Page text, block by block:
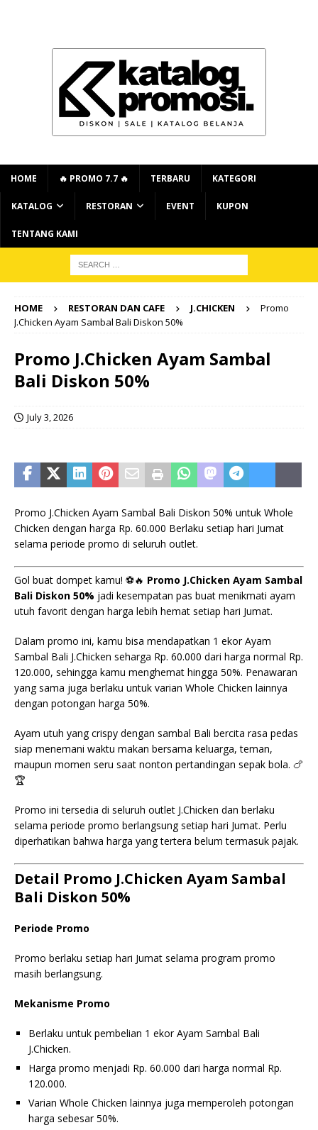
HOME 🔥 PROMO 7.7 🔥 TERBARU KATEGORI
KATALOG RESTORAN EVENT KUPON
TENTANG KAMI
HOME RESTORAN DAN CAFE J.CHICKEN
Promo
J.Chicken Ayam Sambal Bali Diskon 50%
Promo J.Chicken Ayam Sambal
Bali Diskon 50%
July 3, 2026
Promo J.Chicken Ayam Sambal Bali Diskon 50% untuk Whole
Chicken dengan harga Rp. 60.000 Berlaku setiap hari Jumat
selama periode promo di seluruh outlet.
Gol buat dompet kamu! ⚽️🔥 Promo J.Chicken Ayam Sambal
Bali Diskon 50% jadi kesempatan pas buat menikmati ayam
utuh favorit dengan harga lebih hemat setiap hari Jumat.
Dalam promo ini, kamu bisa mendapatkan 1 ekor Ayam
Sambal Bali J.Chicken seharga Rp. 60.000 dari harga normal Rp.
120.000, sehingga kamu menghemat hingga 50%. Penawaran
yang sama juga berlaku untuk varian Whole Chicken lainnya
dengan potongan harga 50%.
Ayam utuh yang crispy dengan sambal Bali bercita rasa pedas
siap menemani waktu makan bersama keluarga, teman,
maupun momen seru saat nonton pertandingan sepak bola. 🍗
🏆
Promo ini tersedia di seluruh outlet J.Chicken dan berlaku
selama periode promo berlangsung setiap hari Jumat. Perlu
diperhatikan bahwa harga yang tertera belum termasuk pajak.
Detail Promo J.Chicken Ayam Sambal
Bali Diskon 50%
Periode Promo
Promo berlaku setiap hari Jumat selama program promo
masih berlangsung.
Mekanisme Promo
Berlaku untuk pembelian 1 ekor Ayam Sambal Bali
J.Chicken.
Harga promo menjadi Rp. 60.000 dari harga normal Rp.
120.000.
Varian Whole Chicken lainnya juga memperoleh potongan
harga sebesar 50%.